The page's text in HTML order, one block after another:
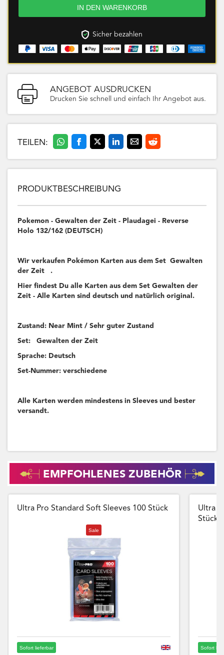
Sicher bezahlen
ANGEBOT AUSDRUCKEN
Drucken Sie schnell und einfach Ihr Angebot aus.
TEILEN:
PRODUKTBESCHREIBUNG
Pokemon - Gewalten der Zeit - Plaudagei - Reverse
Holo 132/162 (DEUTSCH)
Wir verkaufen Pokémon Karten aus dem Set Gewalten
der Zeit .
Hier findest Du alle Karten aus dem Set Gewalten der
Zeit - Alle Karten sind deutsch und natürlich original.
Zustand: Near Mint / Sehr guter Zustand
Set: Gewalten der Zeit
Sprache: Deutsch
Set-Nummer: verschiedene
Alle Karten werden mindestens in Sleeves und bester
versandt.
EMPFOHLENES ZUBEHÖR
Ultra Pro Standard Soft Sleeves 100 Stück
Sale
Sofort lieferbar
Ultra
Stück
Sofort